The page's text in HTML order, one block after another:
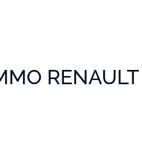
RENAULT